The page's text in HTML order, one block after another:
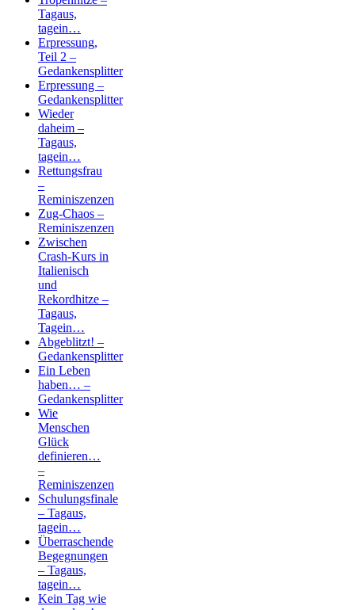
Tagaus,
tagein…
Erpressung,
Teil 2 –
Gedankensplitter
Erpressung –
Gedankensplitter
Wieder
daheim –
Tagaus,
tagein…
Rettungsfrau
–
Reminiszenzen
Zug-Chaos –
Reminiszenzen
Zwischen
Crash-Kurs in
Italienisch
und
Rekordhitze –
Tagaus,
Tagein…
Abgeblitzt! –
Gedankensplitter
Ein Leben
haben… –
Gedankensplitter
Wie
Menschen
Glück
definieren…
–
Reminiszenzen
Schulungsfinale
– Tagaus,
tagein…
Überraschende
Begegnungen
– Tagaus,
tagein…
Kein Tag wie